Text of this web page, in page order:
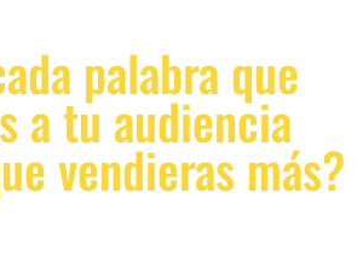
palabra que
a tu audiencia
vendieras más?